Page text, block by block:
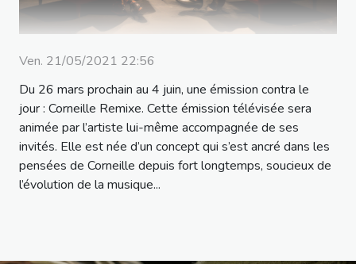
Ven. 21/05/2021 22:56
Du 26 mars prochain au 4 juin, une émission contra le
jour : Corneille Remixe. Cette émission télévisée sera
animée par l’artiste lui-même accompagnée de ses
invités. Elle est née d’un concept qui s’est ancré dans les
pensées de Corneille depuis fort longtemps, soucieux de
l’évolution de la musique...